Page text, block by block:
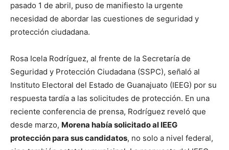
pasado 1 de abril, puso de manifiesto la urgente
necesidad de abordar las cuestiones de seguridad y
protección ciudadana.
Rosa Icela Rodríguez, al frente de la Secretaría de
Seguridad y Protección Ciudadana (SSPC), señaló al
Instituto Electoral del Estado de Guanajuato (IEEG) por su
respuesta tardía a las solicitudes de protección. En una
reciente conferencia de prensa, Rodríguez reveló que
desde marzo, Morena había solicitado al IEEG
protección para sus candidatos, no solo a nivel federal,